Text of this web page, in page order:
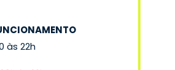
às 22h